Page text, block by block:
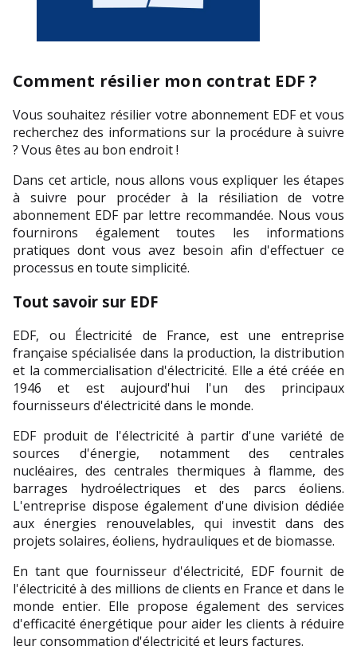
Comment résilier mon contrat EDF ?
Vous souhaitez résilier votre abonnement EDF et vous
recherchez des informations sur la procédure à suivre
? Vous êtes au bon endroit !
Dans cet article, nous allons vous expliquer les étapes
à suivre pour procéder à la résiliation de votre
abonnement EDF par lettre recommandée. Nous vous
fournirons également toutes les informations
pratiques dont vous avez besoin afin d'effectuer ce
processus en toute simplicité.
Tout savoir sur EDF
EDF, ou Électricité de France, est une entreprise
française spécialisée dans la production, la distribution
et la commercialisation d'électricité. Elle a été créée en
1946 et est aujourd'hui l'un des principaux
fournisseurs d'électricité dans le monde.
EDF produit de l'électricité à partir d'une variété de
sources d'énergie, notamment des centrales
nucléaires, des centrales thermiques à flamme, des
barrages hydroélectriques et des parcs éoliens.
L'entreprise dispose également d'une division dédiée
aux énergies renouvelables, qui investit dans des
projets solaires, éoliens, hydrauliques et de biomasse.
En tant que fournisseur d'électricité, EDF fournit de
l'électricité à des millions de clients en France et dans le
monde entier. Elle propose également des services
d'efficacité énergétique pour aider les clients à réduire
leur consommation d'électricité et leurs factures.